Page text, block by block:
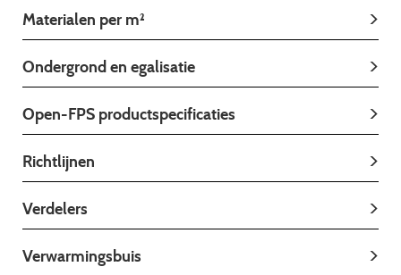
Materialen per m²
Ondergrond en egalisatie
Open-FPS productspecificaties
Richtlijnen
Verdelers
Verwarmingsbuis